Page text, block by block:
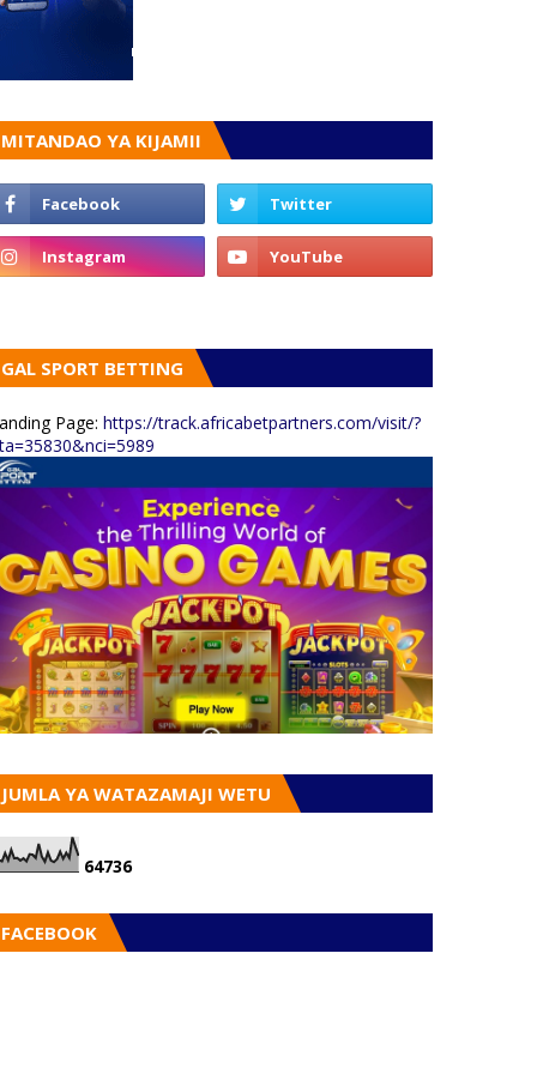
MITANDAO YA KIJAMII
GAL SPORT BETTING
Page: https://track.africabetpartners.com/visit/?
JUMLA YA WATAZAMAJI WETU
64736
FACEBOOK